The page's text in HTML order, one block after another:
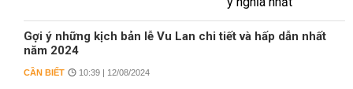
Gợi ý những kịch bản lễ Vu Lan chi tiết và hấp dẫn nhất
năm 2024
CẦN BIẾT 10:39 | 12/08/2024